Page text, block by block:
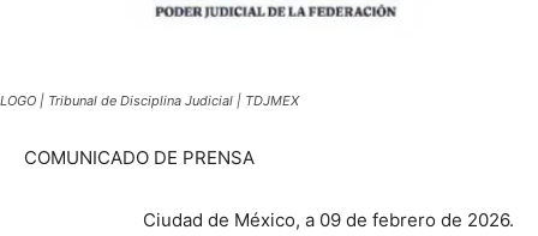
LOGO | Tribunal de Disciplina Judicial | TDJMEX
COMUNICADO DE PRENSA
Ciudad de México, a 09 de febrero de 2026.